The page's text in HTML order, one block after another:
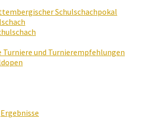
Schulschachpokal
Turniere und Turnierempfehlungen
Ergebnisse